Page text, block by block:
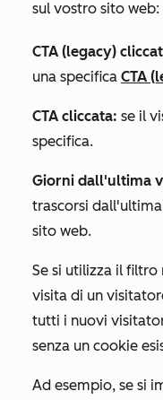
sul vostro sito web:
CTA (legacy)
una specifica CTA
CTA cliccata: se il
specifica.
Giorni dall'ultima
trascorsi
sito web.
Se si utilizza il filtro
visita di un
tutti i nuovi
senza un cookie
Ad esempio, se si